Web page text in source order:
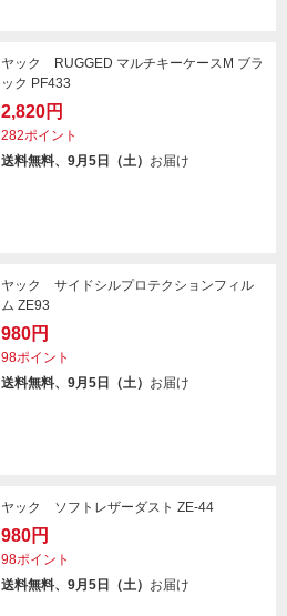
ヤック RUGGED マルチキーケースM ブラ
ック PF433
2,820円
282ポイント
送料無料、9月5日（土） お届け
ヤック サイドシルプロテクションフィル
ム ZE93
980円
98ポイント
送料無料、9月5日（土） お届け
ヤック ソフトレザーダスト ZE-44
980円
98ポイント
送料無料、9月5日（土） お届け